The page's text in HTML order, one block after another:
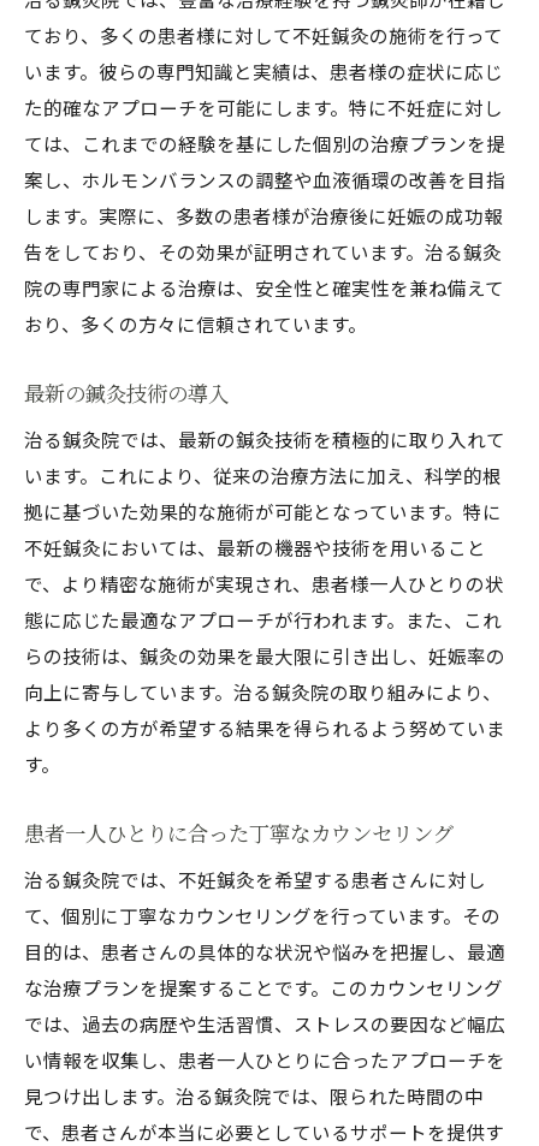
ており、多くの患者様に対して不妊鍼灸の施術を行って
います。彼らの専門知識と実績は、患者様の症状に応じ
た的確なアプローチを可能にします。特に不妊症に対し
ては、これまでの経験を基にした個別の治療プランを提
案し、ホルモンバランスの調整や血液循環の改善を目指
します。実際に、多数の患者様が治療後に妊娠の成功報
告をしており、その効果が証明されています。治る鍼灸
院の専門家による治療は、安全性と確実性を兼ね備えて
おり、多くの方々に信頼されています。
最新の鍼灸技術の導入
治る鍼灸院では、最新の鍼灸技術を積極的に取り入れて
います。これにより、従来の治療方法に加え、科学的根
拠に基づいた効果的な施術が可能となっています。特に
不妊鍼灸においては、最新の機器や技術を用いること
で、より精密な施術が実現され、患者様一人ひとりの状
態に応じた最適なアプローチが行われます。また、これ
らの技術は、鍼灸の効果を最大限に引き出し、妊娠率の
向上に寄与しています。治る鍼灸院の取り組みにより、
より多くの方が希望する結果を得られるよう努めていま
す。
患者一人ひとりに合った丁寧なカウンセリング
治る鍼灸院では、不妊鍼灸を希望する患者さんに対し
て、個別に丁寧なカウンセリングを行っています。その
目的は、患者さんの具体的な状況や悩みを把握し、最適
な治療プランを提案することです。このカウンセリング
では、過去の病歴や生活習慣、ストレスの要因など幅広
い情報を収集し、患者一人ひとりに合ったアプローチを
見つけ出します。治る鍼灸院では、限られた時間の中
で、患者さんが本当に必要としているサポートを提供す